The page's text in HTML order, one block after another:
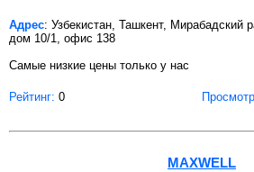
Адрес: Узбекистан, Ташкент, Мирабадский
дом 10/1, офис 138
Самые низкие цены только у нас
Рейтинг: 0
MAXWELL